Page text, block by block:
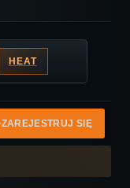
HEAT
ZAREJESTRUJ SIĘ